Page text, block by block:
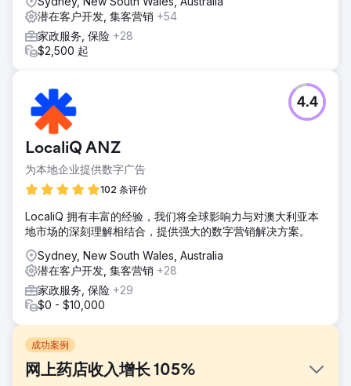
潜在客户开发, 集客营销 +54
家政服务, 保险 +28
$2,500 起
LocaliQ ANZ
为本地企业提供数字广告
102 条评价
4.4
LocaliQ 拥有丰富的经验，我们将全球影响力与对澳大利亚本
地市场的深刻理解相结合，提供强大的数字营销解决方案。
Sydney, New South Wales, Australia
潜在客户开发, 集客营销 +28
家政服务, 保险 +29
$0 - $10,000
成功案例
网上药店收入增长 105%